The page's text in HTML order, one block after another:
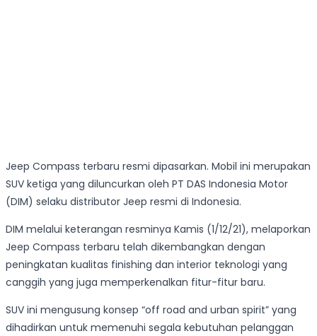
Jeep Compass terbaru resmi dipasarkan. Mobil ini merupakan
SUV ketiga yang diluncurkan oleh PT DAS Indonesia Motor
(DIM) selaku distributor Jeep resmi di Indonesia.
DIM melalui keterangan resminya Kamis (1/12/21), melaporkan
Jeep Compass terbaru telah dikembangkan dengan
peningkatan kualitas finishing dan interior teknologi yang
canggih yang juga memperkenalkan fitur-fitur baru.
SUV ini mengusung konsep “off road and urban spirit” yang
dihadirkan untuk memenuhi segala kebutuhan pelanggan